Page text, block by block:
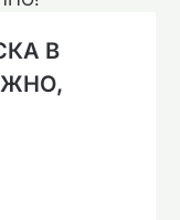
В